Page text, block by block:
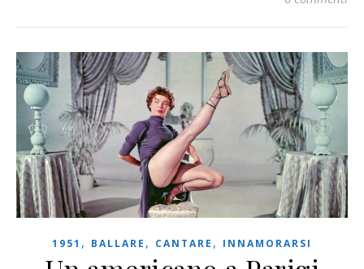
1951 , BALLARE , CANTARE , INNAMORARSI